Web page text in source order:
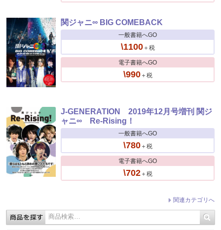
関ジャニ∞ BIG COMEBACK
一般書籍へGO
\1100＋税
電子書籍へGO
\990＋税
J-GENERATION 2019年12月号増刊 関ジ
ャニ∞ Re-Rising！
一般書籍へGO
\780＋税
電子書籍へGO
\702＋税
関連カテゴリへ